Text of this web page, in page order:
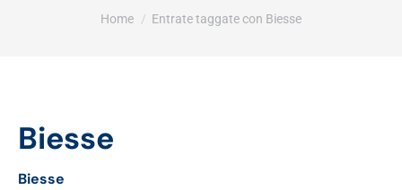
Tu sei qui:
Home Entrate taggate con Biesse
Biesse
Biesse